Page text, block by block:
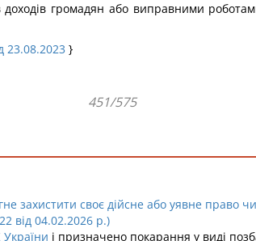
громадян або виправними
23.08.2023 }
451/575
захистити своє дійсне або уявне право
від 04.02.2026 р.)
і призначено покарання у виді